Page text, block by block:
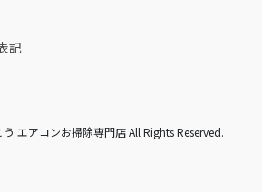
記
エアコンお掃除専門店 All Rights Reserved.